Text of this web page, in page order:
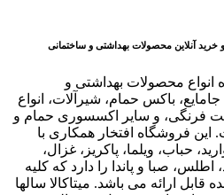
و خرید آنلاین محصولات بهداشتی و ساختمانی
انواع محصولات بهداشتی و
باکس حمام، شیرآلات، انواع
فرنگی، و سایر اکسسوری حمام و
فروشگاه افتخار همکاری با
حباب، ویلما، پاکریز، غزال،
اطلس، صبا و پاندا را دارد که کلیه
ارائه می باشد. میتاکالا سالها